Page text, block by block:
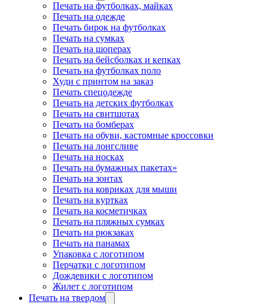
Печать на футболках, майках
Печать на одежде
Печать бирок на футболках
Печать на сумках
Печать на шоперах
Печать на бейсболках и кепках
Печать на футболках поло
Худи с принтом на заказ
Печать спецодежде
Печать на детских футболках
Печать на свитшотах
Печать на бомберах
Печать на обуви, кастомные кроссовки
Печать на лонгсливе
Печать на носках
Печать на бумажных пакетах»
Печать на зонтах
Печать на ковриках для мыши
Печать на куртках
Печать на косметичках
Печать на пляжных сумках
Печать на рюкзаках
Печать на панамах
Упаковка с логотипом
Перчатки с логотипом
Дождевики с логотипом
Жилет с логотипом
Печать на твердом